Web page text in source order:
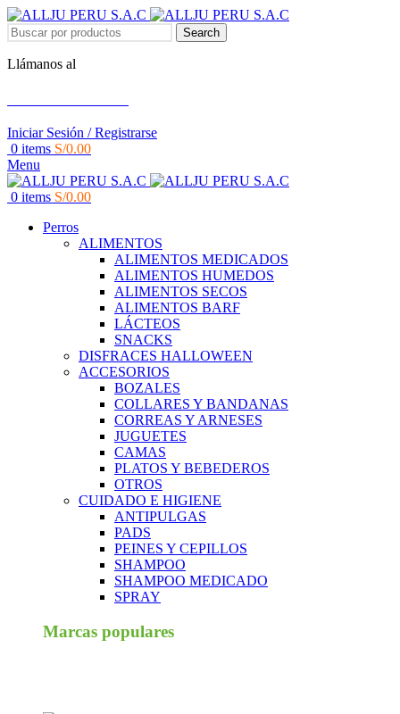
Search
Llámanos al
Iniciar Sesión / Registrarse
0 items S/0.00
Menu
0 items S/0.00
Perros
ALIMENTOS
ALIMENTOS MEDICADOS
ALIMENTOS HUMEDOS
ALIMENTOS SECOS
ALIMENTOS BARF
LÁCTEOS
SNACKS
DISFRACES HALLOWEEN
ACCESORIOS
BOZALES
COLLARES Y BANDANAS
CORREAS Y ARNESES
JUGUETES
CAMAS
PLATOS Y BEBEDEROS
OTROS
CUIDADO E HIGIENE
ANTIPULGAS
PADS
PEINES Y CEPILLOS
SHAMPOO
SHAMPOO MEDICADO
SPRAY
Marcas populares